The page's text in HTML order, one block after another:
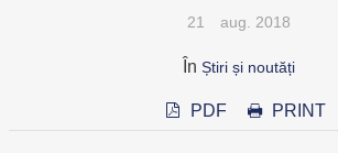
21 aug. 2018
În Știri și noutăți
PDF PRINT